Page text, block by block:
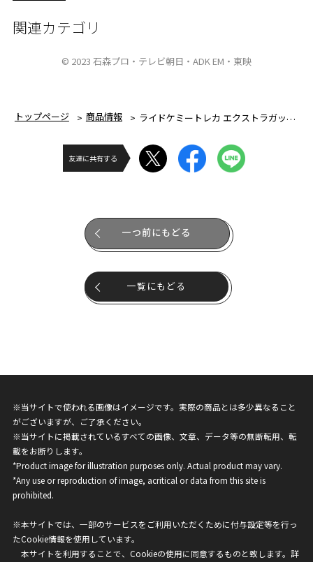
関連カテゴリ
© 2023 石森プロ・テレビ朝日・ADK EM・東映
トップページ 商品情報 ライドケミートレカ エクストラガッチャセット&ガッチャファイル
友達に共有する
一つ前にもどる
一覧にもどる
※当サイトで使われる画像はイメージです。実際の商品とは多少異なること
がございますが、ご了承ください。
※当サイトに掲載されているすべての画像、文章、データ等の無断転用、転
載をお断りします。
*Product image for illustration purposes only. Actual product may vary.
*Any use or reproduction of image, acritical or data from this site is
prohibited.
※本サイトでは、一部のサービスをご利用いただくために付与設定等を行っ
たCookie情報を使用しています。
本サイトを利用することで、Cookieの使用に同意するものと致します。詳